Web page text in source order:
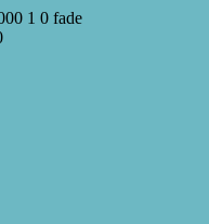
1 0 fade